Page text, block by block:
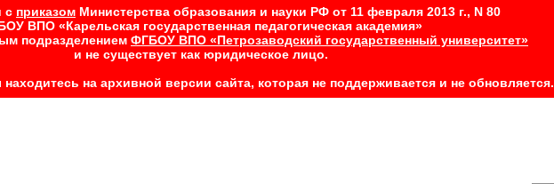
с приказом Министерства образования и науки РФ от 11 февраля 2013 г., N 80
ВПО «Карельская государственная педагогическая академия»
подразделением ФГБОУ ВПО «Петрозаводский государственный университет»
и не существует как юридическое лицо.
на архивной версии сайта, которая не поддерживается и не обновляется.